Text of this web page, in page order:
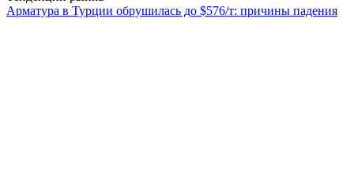
Арматура в Турции обрушилась до $576/т: причины падения